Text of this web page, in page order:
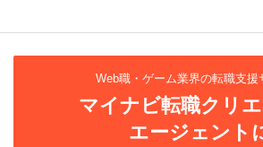
Web職・ゲーム業界の転職支援
マイナビ転職クリ
エージェント